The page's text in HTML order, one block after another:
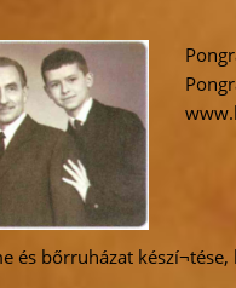
és bőrruházat